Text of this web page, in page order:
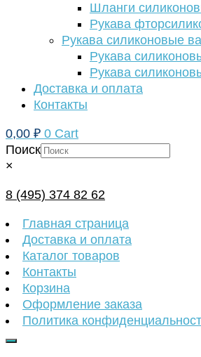
Шланги
Рукава
Рукава силиконовые
Рукава
Рукава
Доставка и оплата
Контакты
0,00 ₽ 0 Cart
Поиск
×
8 (495) 374 82 62
Главная страница
Доставка и оплата
Каталог товаров
Контакты
Корзина
Оформление заказа
Политика